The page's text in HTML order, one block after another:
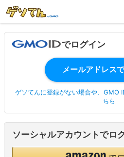
でログイン
ゲソてんに登録がない場合や、GMO
ちら
ソーシャルアカウントでロ